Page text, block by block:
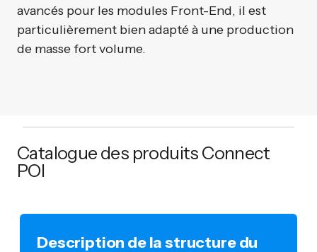
avancés pour les modules Front-End, il est
particulièrement bien adapté à une production
de masse fort volume.
Catalogue des produits Connect
POI
Description de la structure du